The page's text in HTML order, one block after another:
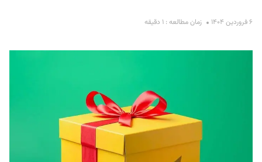
۶ فروردین ۱۴۰۴ زمان مطالعه : ۱ دقیقه